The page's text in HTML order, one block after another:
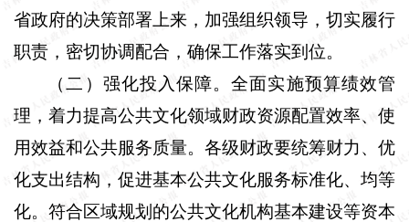
省政府的决策部署上来，加强组织领导，切实履行
职责，密切协调配合，确保工作落实到位。
（二）强化投入保障。全面实施预算绩效管
理，着力提高公共文化领域财政资源配置效率、使
用效益和公共服务质量。各级财政要统筹财力、优
化支出结构，促进基本公共文化服务标准化、均等
化。符合区域规划的公共文化机构基本建设等资本